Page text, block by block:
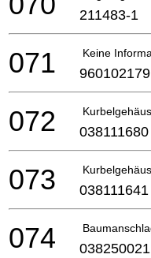
211483-1
Keine
071 960102179
072 038111680
073 038111641
074 038250021